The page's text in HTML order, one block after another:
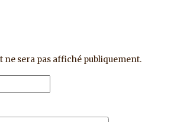
ne sera pas affiché publiquement.